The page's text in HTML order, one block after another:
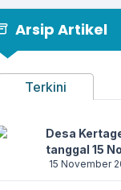
Arsip Artikel
Terkini
Desa
tanggal 15
15 November